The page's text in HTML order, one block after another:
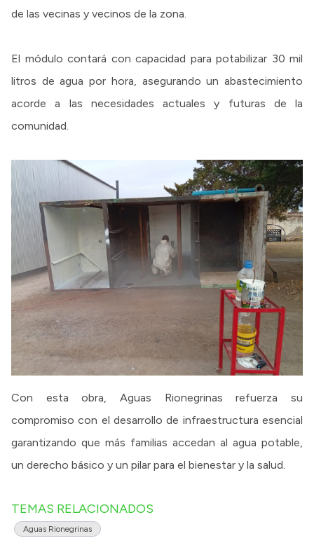
de las vecinas y vecinos de la zona.
El módulo contará con capacidad para potabilizar 30 mil
litros de agua por hora, asegurando un abastecimiento
acorde a las necesidades actuales y futuras de la
comunidad.
Con esta obra, Aguas Rionegrinas refuerza su
compromiso con el desarrollo de infraestructura esencial
garantizando que más familias accedan al agua potable,
un derecho básico y un pilar para el bienestar y la salud.
TEMAS RELACIONADOS
Aguas Rionegrinas